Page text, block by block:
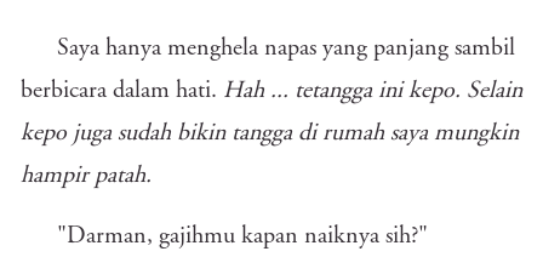
Saya hanya menghela napas yang panjang sambil
berbicara dalam hati. Hah ... tetangga ini kepo. Selain
kepo juga sudah bikin tangga di rumah saya mungkin
hampir patah.
"Darman, gajihmu kapan naiknya sih?"